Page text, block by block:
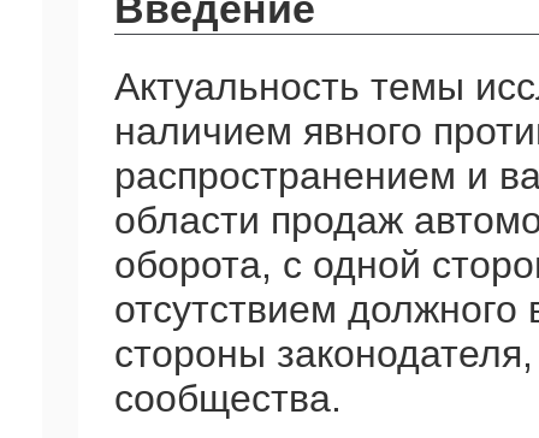
Актуальность темы
наличием явного
распространением и
области продаж
оборота, с одной
отсутствием
стороны
сообщества.